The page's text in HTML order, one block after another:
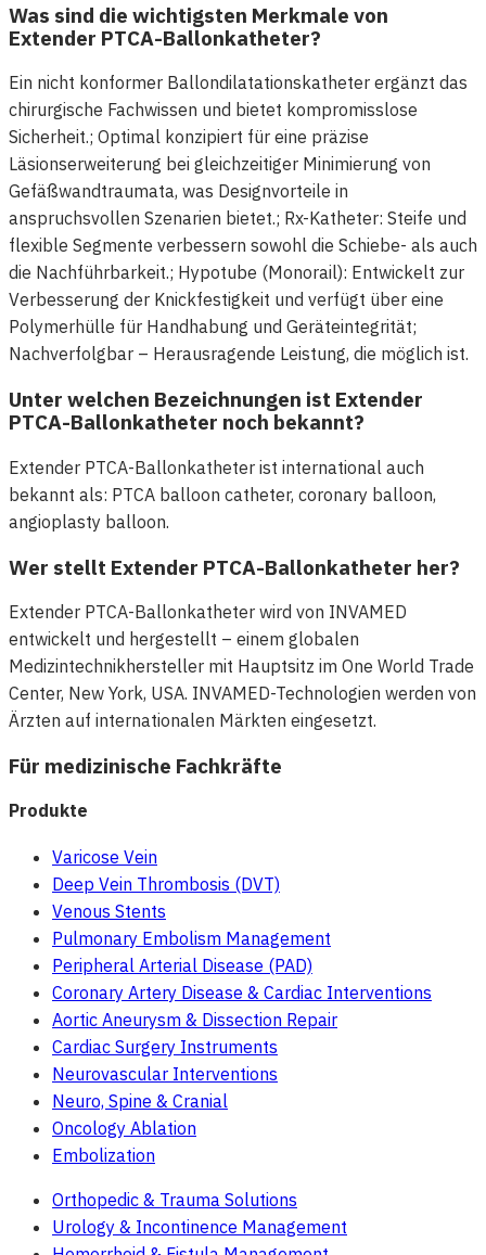
Was sind die wichtigsten Merkmale von
Extender PTCA-Ballonkatheter?
Ein nicht konformer Ballondilatationskatheter ergänzt das
chirurgische Fachwissen und bietet kompromisslose
Sicherheit.; Optimal konzipiert für eine präzise
Läsionserweiterung bei gleichzeitiger Minimierung von
Gefäßwandtraumata, was Designvorteile in
anspruchsvollen Szenarien bietet.; Rx-Katheter: Steife und
flexible Segmente verbessern sowohl die Schiebe- als auch
die Nachführbarkeit.; Hypotube (Monorail): Entwickelt zur
Verbesserung der Knickfestigkeit und verfügt über eine
Polymerhülle für Handhabung und Geräteintegrität;
Nachverfolgbar – Herausragende Leistung, die möglich ist.
Unter welchen Bezeichnungen ist Extender
PTCA-Ballonkatheter noch bekannt?
Extender PTCA-Ballonkatheter ist international auch
bekannt als: PTCA balloon catheter, coronary balloon,
angioplasty balloon.
Wer stellt Extender PTCA-Ballonkatheter her?
Extender PTCA-Ballonkatheter wird von INVAMED
entwickelt und hergestellt – einem globalen
Medizintechnikhersteller mit Hauptsitz im One World Trade
Center, New York, USA. INVAMED-Technologien werden von
Ärzten auf internationalen Märkten eingesetzt.
Für medizinische Fachkräfte
Produkte
Varicose Vein
Deep Vein Thrombosis (DVT)
Venous Stents
Pulmonary Embolism Management
Peripheral Arterial Disease (PAD)
Coronary Artery Disease & Cardiac Interventions
Aortic Aneurysm & Dissection Repair
Cardiac Surgery Instruments
Neurovascular Interventions
Neuro, Spine & Cranial
Oncology Ablation
Embolization
Orthopedic & Trauma Solutions
Urology & Incontinence Management